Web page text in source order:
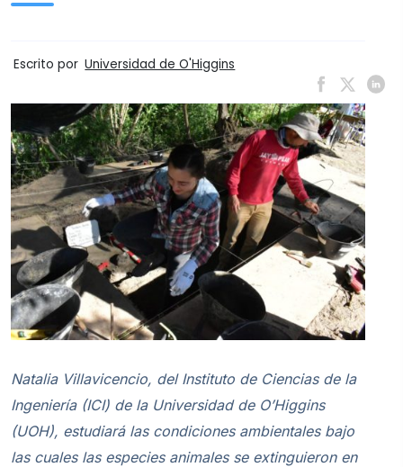
Escrito por Universidad de O'Higgins
Natalia Villavicencio, del Instituto de Ciencias de la
Ingeniería (ICI) de la Universidad de O’Higgins
(UOH), estudiará las condiciones ambientales bajo
las cuales las especies animales se extinguieron en